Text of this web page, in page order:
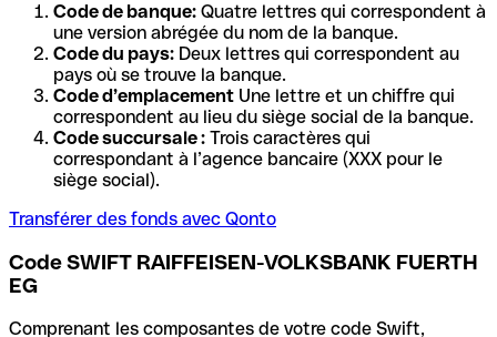
Code de banque: Quatre lettres qui correspondent à
une version abrégée du nom de la banque.
Code du pays: Deux lettres qui correspondent au
pays où se trouve la banque.
Code d’emplacement Une lettre et un chiffre qui
correspondent au lieu du siège social de la banque.
Code succursale : Trois caractères qui
correspondant à l’agence bancaire (XXX pour le
siège social).
Transférer des fonds avec Qonto
Code SWIFT RAIFFEISEN-VOLKSBANK FUERTH
EG
Comprenant les composantes de votre code Swift,